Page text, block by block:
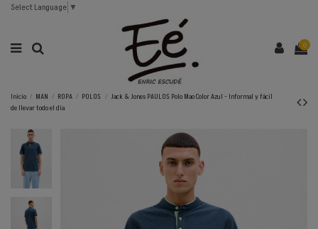
Select Language ▼
0
Inicio MAN ROPA POLOS
Jack & Jones PAULOS Polo Mao Color Azul - Informal y fácil
de llevar todo el día